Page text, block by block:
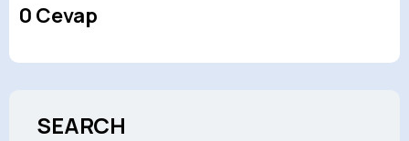
0 Cevap
SEARCH